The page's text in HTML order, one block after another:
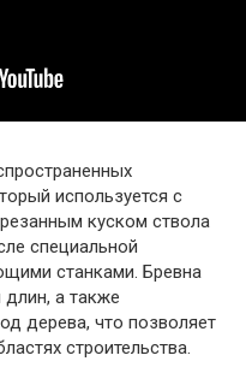
используется с
куском ствола
специальной
станками. Бревна
а также
дерева, что позволяет
строительства.